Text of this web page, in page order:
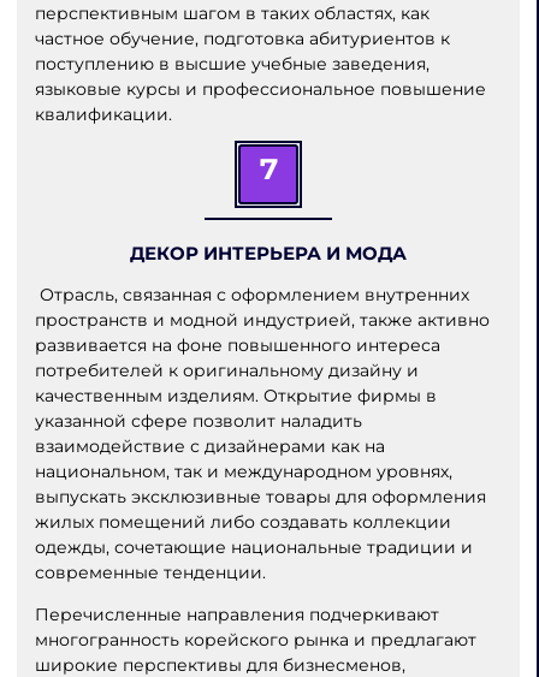
перспективным шагом в таких областях, как
частное обучение, подготовка абитуриентов к
поступлению в высшие учебные заведения,
языковые курсы и профессиональное повышение
квалификации.
7
ДЕКОР ИНТЕРЬЕРА И МОДА
Отрасль, связанная с оформлением внутренних
пространств и модной индустрией, также активно
развивается на фоне повышенного интереса
потребителей к оригинальному дизайну и
качественным изделиям. Открытие фирмы в
указанной сфере позволит наладить
взаимодействие с дизайнерами как на
национальном, так и международном уровнях,
выпускать эксклюзивные товары для оформления
жилых помещений либо создавать коллекции
одежды, сочетающие национальные традиции и
современные тенденции.
Перечисленные направления подчеркивают
многогранность корейского рынка и предлагают
широкие перспективы для бизнесменов,